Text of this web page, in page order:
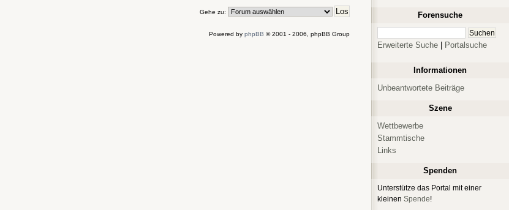
Gehe zu:
Powered by phpBB © 2001 - 2006, phpBB Group
Forensuche
Erweiterte Suche Portalsuche
Informationen
Unbeantwortete Beiträge
Szene
Wettbewerbe
Stammtische
Links
Spenden
Unterstütze das Portal mit einer
kleinen Spende!